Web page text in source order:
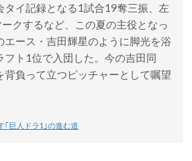
タイ記録となる1試合19奪三振、左
クするなど、この夏の主役となっ
エース・吉田輝星のように脚光を浴
フト1位で入団した。今の吉田同
背負って立つピッチャーとして嘱望
｢巨人ドラ1｣の進む道